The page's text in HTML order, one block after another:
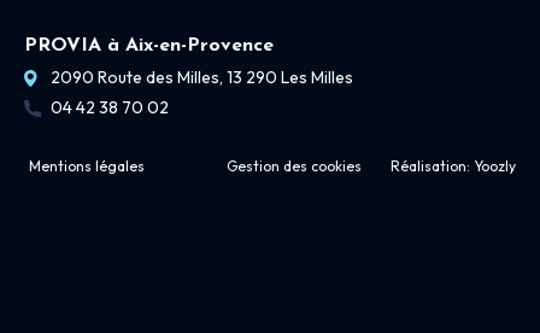
PROVIA à Aix-en-Provence
2090 Route des Milles, 13 290 Les Milles
04 42 38 70 02
Mentions légales Gestion des cookies Réalisation: Yoozly